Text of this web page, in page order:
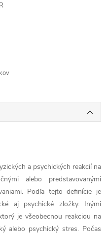
a psychických reakcií na
alebo predstavovanými
Podľa tejto definície je
aj psychické zložky. Inými
je všeobecnou reakciou na
alebo psychický stres. Počas